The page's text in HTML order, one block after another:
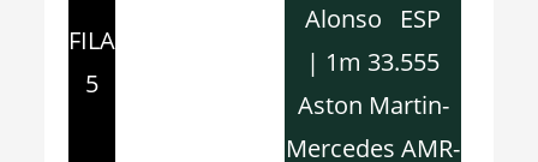
FILA
5
Alonso ESP
| 1m 33.555
Aston Martin-
Mercedes AMR-